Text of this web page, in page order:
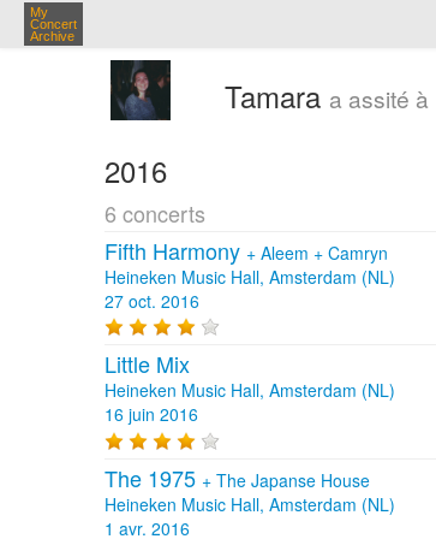
My
Concert
Archive
Tamara a assité à
2016
6 concerts
Fifth Harmony + Aleem + Camryn
Heineken Music Hall, Amsterdam (NL)
27 oct. 2016
Little Mix
Heineken Music Hall, Amsterdam (NL)
16 juin 2016
The 1975 + The Japanse House
Heineken Music Hall, Amsterdam (NL)
1 avr. 2016